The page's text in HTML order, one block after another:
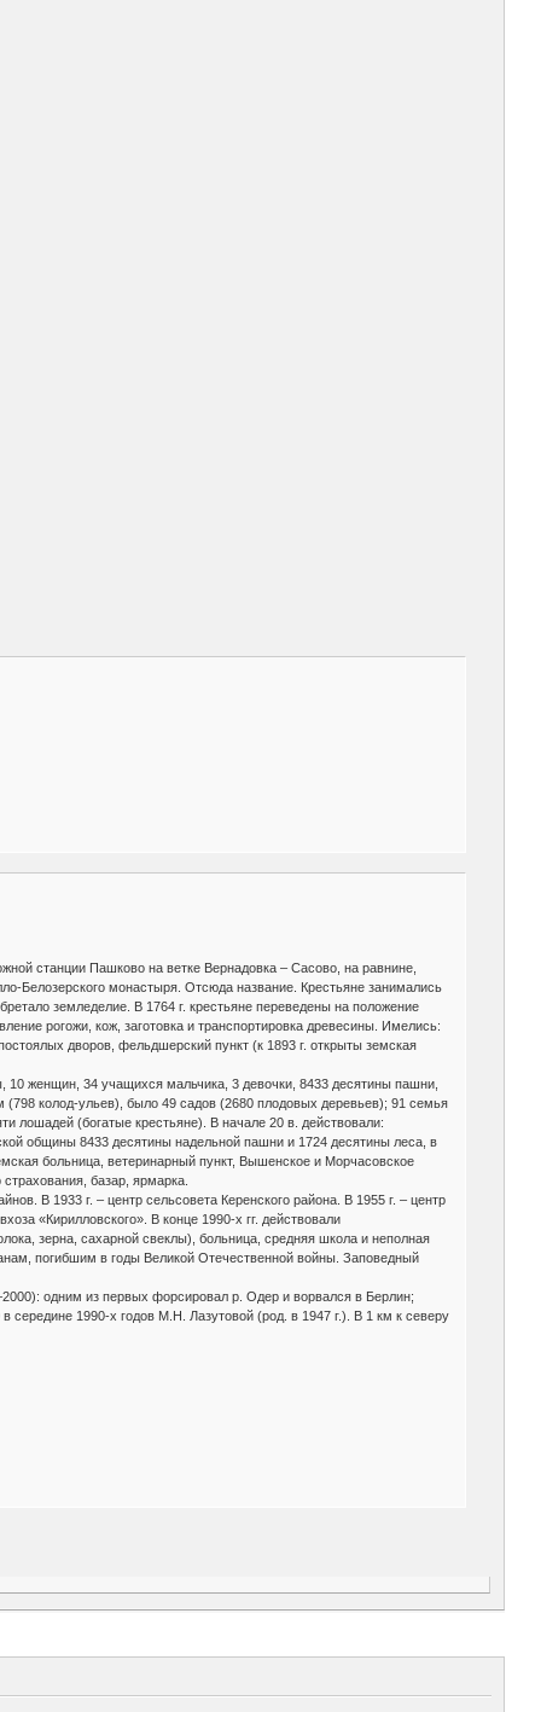
станции Пашково на ветке Вернадовка – Сасово, на равнине,
Белозерского монастыря. Отсюда название. Крестьяне занимались
земледелие. В 1764 г. крестьяне переведены на положение
рогожи, кож, заготовка и транспортировка древесины. Имелись:
дворов, фельдшерский пункт (к 1893 г. открыты земская
женщин, 34 учащихся мальчика, 3 девочки, 8433 десятины пашни,
колод-ульев), было 49 садов (2680 плодовых деревьев); 91 семья
лошадей (богатые крестьяне). В начале 20 в. действовали:
общины 8433 десятины надельной пашни и 1724 десятины леса, в
больница, ветеринарный пункт, Вышенское и Морчасовское
базар, ярмарка.
В 1933 г. – центр сельсовета Керенского района. В 1955 г. – центр
«Кирилловского». В конце 1990-х гг. действовали
зерна, сахарной свеклы), больница, средняя школа и неполная
погибшим в годы Великой Отечественной войны. Заповедный
одним из первых форсировал р. Одер и ворвался в Берлин;
середине 1990-х годов М.Н. Лазутовой (род. в 1947 г.). В 1 км к северу